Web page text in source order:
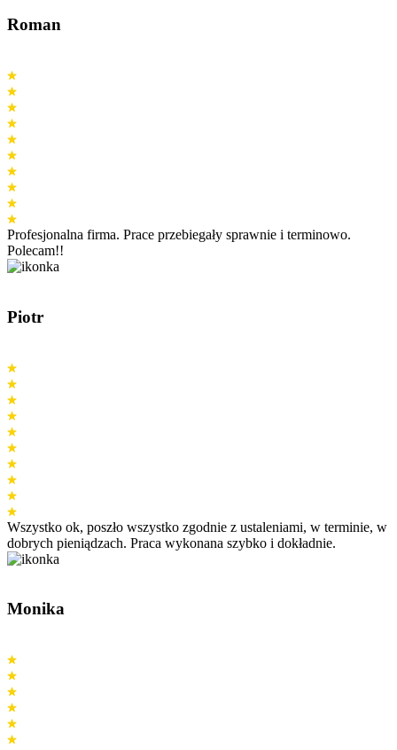
Roman
Profesjonalna firma. Prace przebiegały sprawnie i terminowo.
Polecam!!
Piotr
Wszystko ok, poszło wszystko zgodnie z ustaleniami, w terminie, w
dobrych pieniądzach. Praca wykonana szybko i dokładnie.
Monika